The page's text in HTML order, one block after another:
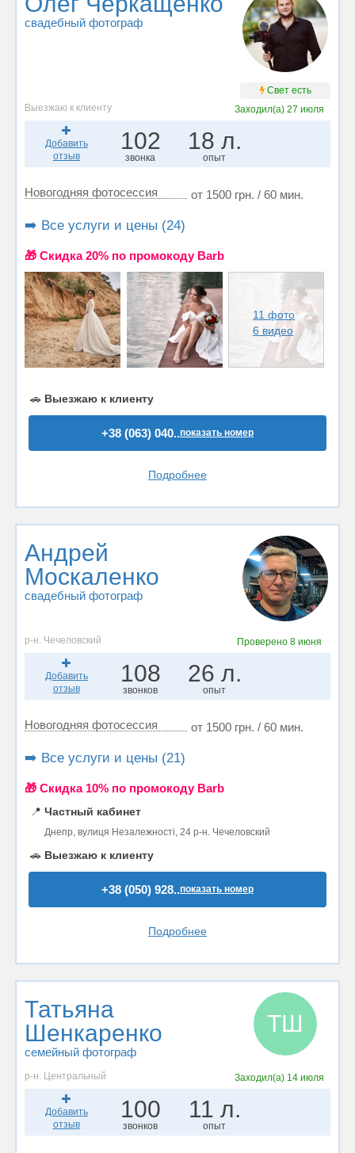
свадебный фотограф
Свет есть
Выезжаю к клиенту
Заходил(а)27 июля
Добавить
отзыв
102
звонка
18 л.
опыт
Новогодняя фотосессия от 1500 грн. / 60 мин.
➡️ Все услуги и цены (24)
🎁 Cкидка 20% по промокоду Barb
11 фото
6 видео
🚗 Выезжаю к клиенту
+38 (063) 040..показать номер
Подробнее
Андрей
Москаленко
свадебный фотограф
р-н. Чечеловский Проверено8 июня
Добавить
отзыв
108
звонков
26 л.
опыт
Новогодняя фотосессия от 1500 грн. / 60 мин.
➡️ Все услуги и цены (21)
🎁 Cкидка 10% по промокоду Barb
📍 Частный кабинет
Днепр, вулиця Незалежності, 24 р-н. Чечеловский
🚗 Выезжаю к клиенту
+38 (050) 928..показать номер
Подробнее
Татьяна
Шенкаренко
семейный фотограф
ТШ
р-н. Центральный Заходил(а) 14 июля
Добавить
отзыв
100
звонков
11 л.
опыт